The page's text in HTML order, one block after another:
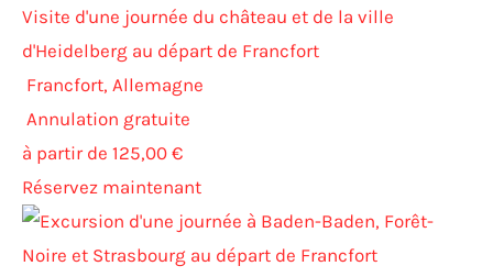
Visite d'une journée du château et de la ville
d'Heidelberg au départ de Francfort
Francfort, Allemagne
Annulation gratuite
à partir de 125,00 €
Réservez maintenant